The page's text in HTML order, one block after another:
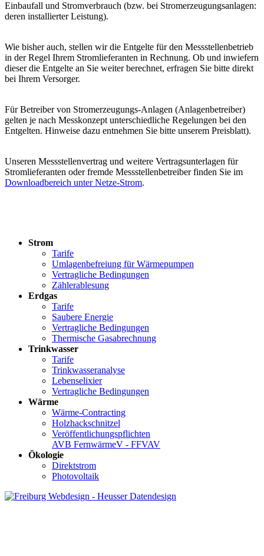
Einbaufall und Stromverbrauch (bzw. bei Stromerzeugungsanlagen:
deren installierter Leistung).
Wie bisher auch, stellen wir die Entgelte für den Messstellenbetrieb
in der Regel Ihrem Stromlieferanten in Rechnung. Ob und inwiefern
dieser die Entgelte an Sie weiter berechnet, erfragen Sie bitte direkt
bei Ihrem Versorger.
Für Betreiber von Stromerzeugungs-Anlagen (Anlagenbetreiber)
gelten je nach Messkonzept unterschiedliche Regelungen bei den
Entgelten. Hinweise dazu entnehmen Sie bitte unserem Preisblatt).
Unseren Messstellenvertrag und weitere Vertragsunterlagen für
Stromlieferanten oder fremde Messstellenbetreiber finden Sie im
Downloadbereich unter Netze-Strom.
Strom
Tarife
Umlagenbefreiung für Wärmepumpen
Vertragliche Bedingungen
Zählerablesung
Erdgas
Tarife
Saubere Energie
Vertragliche Bedingungen
Thermische Gasabrechnung
Trinkwasser
Tarife
Trinkwasseranalyse
Lebenselixier
Vertragliche Bedingungen
Wärme
Wärme-Contracting
Holzhackschnitzel
Veröffentlichungspflichten
AVB FernwärmeV - FFVAV
Ökologie
Direktstrom
Photovoltaik